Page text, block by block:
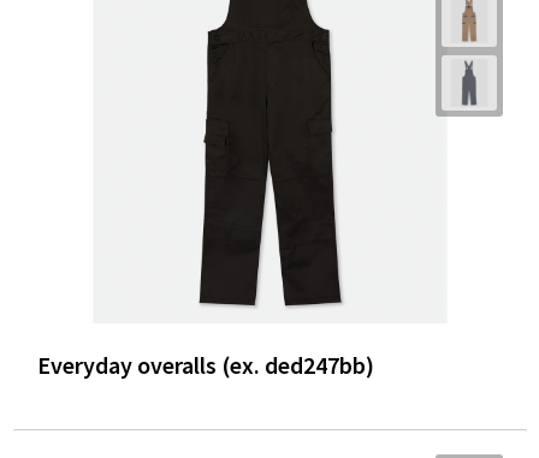
Everyday overalls (ex. ded247bb)